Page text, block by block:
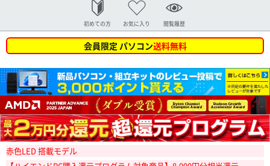
初めての方 お気に入り 閲覧履歴
会員限定 パソコン送料無料
赤色LED 搭載モデル